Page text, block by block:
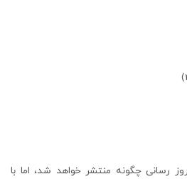
چگونه منتشر خواهد شد، اما با